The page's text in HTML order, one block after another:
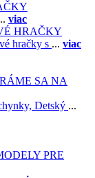
viac
HRAČKY
hračky s ... viac
SA NA
Detský ...
PRE